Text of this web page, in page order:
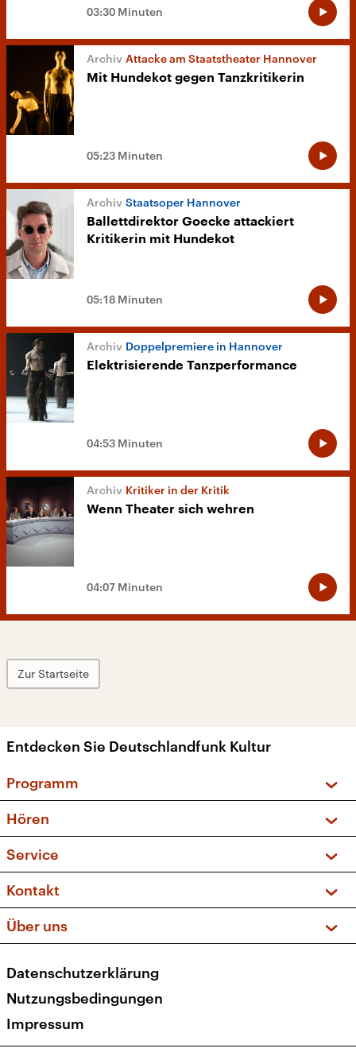
03:30 Minuten
Attacke am Staatstheater Hannover
Mit Hundekot gegen Tanzkritikerin
05:23 Minuten
Staatsoper Hannover
Ballettdirektor Goecke attackiert
Kritikerin mit Hundekot
05:18 Minuten
Doppelpremiere in Hannover
Elektrisierende Tanzperformance
04:53 Minuten
Kritiker in der Kritik
Wenn Theater sich wehren
04:07 Minuten
Zur Startseite
Entdecken Sie Deutschlandfunk Kultur
Programm
Sendungen und Podcasts
Musikliste
Kakadu – Das Kinderprogramm
Hören
Frequenzen (UKW + DAB+)
Service
FAQ
Apps
Newsletter
Kontakt
Social Media
Über uns
Presse
Karriere
Transparenz
Datenschutzerklärung
Nutzungsbedingungen
Impressum